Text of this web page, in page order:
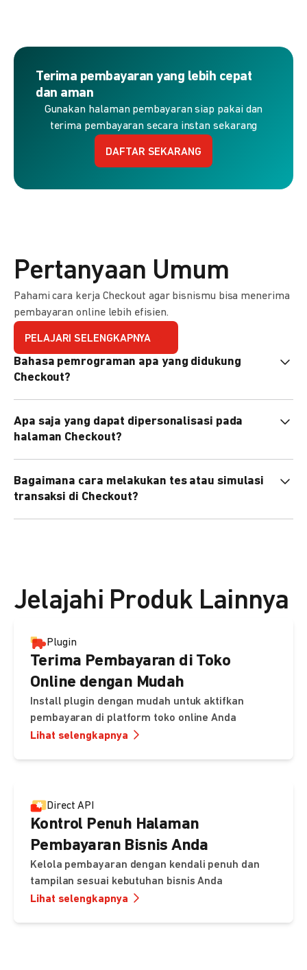
Terima pembayaran yang lebih cepat
dan aman
Gunakan halaman pembayaran siap pakai dan
terima pembayaran secara instan sekarang
DAFTAR SEKARANG
Pertanyaan Umum
Pahami cara kerja Checkout agar bisnismu bisa menerima
pembayaran online lebih efisien.
PELAJARI SELENGKAPNYA
Bahasa pemrograman apa yang didukung
Checkout?
PHP, Node.js, Go, dll).
Apa saja yang dapat dipersonalisasi pada
halaman Checkout?
preferensi bahasa, dan urutan metode pembayaran sesuai
kebutuhan brand Anda.
Bagaimana cara melakukan tes atau simulasi
transaksi di Checkout?
Jelajahi Produk Lainnya
Plugin
Terima Pembayaran di Toko
Online dengan Mudah
Install plugin dengan mudah untuk aktifkan
pembayaran di platform toko online Anda
Lihat selengkapnya
Direct API
Kontrol Penuh Halaman
Pembayaran Bisnis Anda
Kelola pembayaran dengan kendali penuh dan
tampilan sesuai kebutuhan bisnis Anda
Lihat selengkapnya